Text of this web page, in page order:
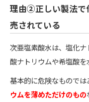
理由②正しい製法で
売されている
次亜塩素酸水は、塩化
酸ナトリウムや希塩酸を
基本的に危険なもので
ウムを薄めただけのもの